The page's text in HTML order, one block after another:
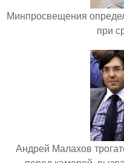
Минпросвещения
при
Андрей Малахов